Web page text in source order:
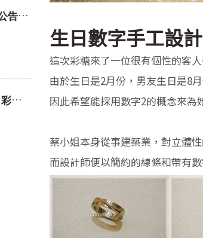
生日數字手工設
這次彩糖來了一位很有個性的客
由於生日是2月份，男友生日是8
因此希望能採用數字2的概念來為
蔡小姐本身從事建築業，對立體
而設計師便以簡約的線條和帶有
彩
糖 新春連假公告(2026)
1
1/26-11/30 彩糖旅遊 公休通告